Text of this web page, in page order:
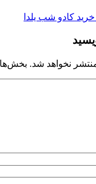
کادو شب یلدا
نخواهد شد.